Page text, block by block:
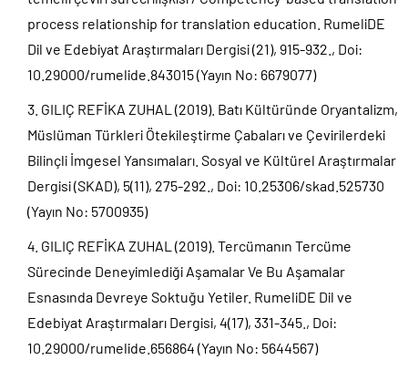
process relationship for translation education. RumeliDE
Dil ve Edebiyat Araştırmaları Dergisi (21), 915-932., Doi:
10.29000/rumelide.843015 (Yayın No: 6679077)
GILIÇ REFİKA ZUHAL (2019). Batı Kültüründe Oryantalizm,
Müslüman Türkleri Ötekileştirme Çabaları ve Çevirilerdeki
Bilinçli İmgesel Yansımaları. Sosyal ve Kültürel Araştırmalar
Dergisi (SKAD), 5(11), 275-292., Doi: 10.25306/skad.525730
(Yayın No: 5700935)
GILIÇ REFİKA ZUHAL (2019). Tercümanın Tercüme
Sürecinde Deneyimlediği Aşamalar Ve Bu Aşamalar
Esnasında Devreye Soktuğu Yetiler. RumeliDE Dil ve
Edebiyat Araştırmaları Dergisi, 4(17), 331-345., Doi:
10.29000/rumelide.656864 (Yayın No: 5644567)